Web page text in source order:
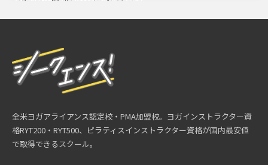
全米ヨガアライアンス認定校・PMA加盟校。ヨガインストラクター資
格RYT200・RYT500、ピラティスインストラクター資格が国内最安値
で取得できるスクール。